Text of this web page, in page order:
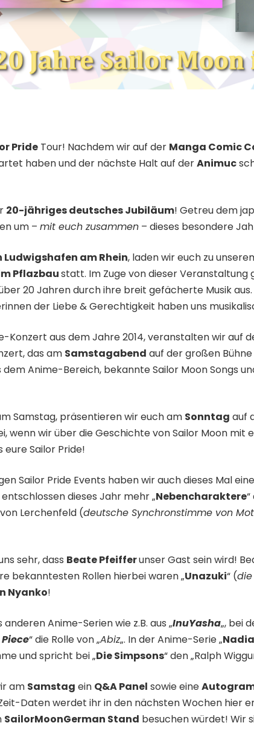
Pride Tour! Nachdem wir auf der Manga Comic
haben und der nächste Halt auf derAnimuc
20-jähriges deutsches Jubiläum! Getreu dem
um – mit euch zusammen – dieses besondere
am Rhein, laden wir euch zu
Pflazbaustatt. Im Zuge von dieser Veranstaltung
20 Jahren durch ihre breit gefächerte Musik
der Liebe & Gerechtigkeit haben uns
aus dem Jahre 2014, veranstalten wir auf
das am Samstagabend auf der großen
Anime-Bereich, bekannte Sailor Moon Songs
Samstag, präsentieren wir euch am Sonntag auf
wenn wir über die Geschichte von Sailor Moon
Sailor Pride!
Sailor Pride Events haben wir auch dieses Mal
dieses Jahr mehr „Nebencharaktere
Lerchenfeld (deutsche Synchronstimme von
sehr, dass Beate Pfeifferunser Gast sein wird!
bekanntesten Rollen hierbei waren „Unazuki“ (die
Nyanko!
Anime-Serien wie z.B. aus „InuYasha„, bei
“ die Rolle von „Abiz„. In der Anime-Serie „
und spricht bei „Die Simpsons“ den „Ralph
am Samstag ein Q&A Panel sowie eine
Daten werdet ihr in den nächsten Wochen hier
SailorMoonGerman Stand besuchen würdet! Wir